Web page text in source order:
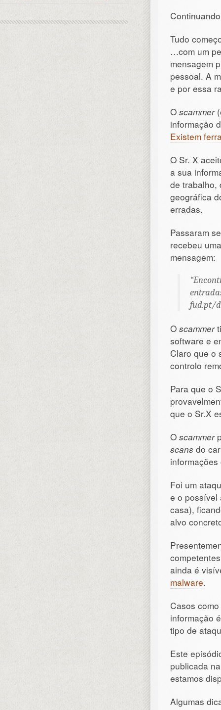
Tudo
…com um
mensagem
pessoal. A
e por essa
O scammer
informação
Existem
O Sr. X
a sua
de trabalho,
geográfica
erradas.
Passaram
recebeu
mensagem:
fud.pt/
O scammer
software e
Claro que o
controlo
Para que o
que o Sr.X
O scammer
scans do
Foi um
e o possível
casa),
alvo
ainda é
malware.
Casos
informação
tipo de
Este
publicada
estamos
Algumas